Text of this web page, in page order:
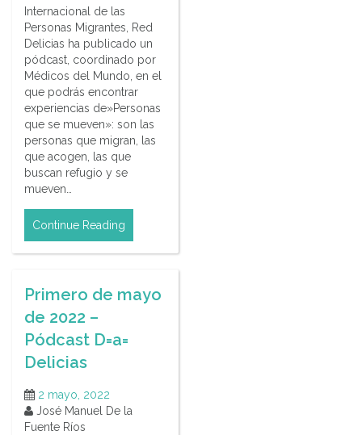
Internacional de las
Personas Migrantes, Red
Delicias ha publicado un
pódcast, coordinado por
Médicos del Mundo, en el
que podrás encontrar
experiencias de»Personas
que se mueven»: son las
personas que migran, las
que acogen, las que
buscan refugio y se
mueven…
Continue Reading
Primero de mayo
de 2022 –
Pódcast D=a=
Delicias
2 mayo, 2022
José Manuel De la
Fuente Ríos